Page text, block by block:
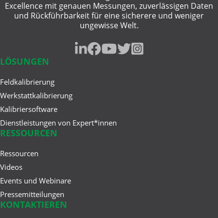
Apr 28, 2025
HART Kommunikator vs. HART
Kalibrator: Die wichtigsten ...
Kalibrierlösungen
Excellence mit genauen Messungen, zuverlässigen Daten
und Rückführbarkeit für eine sicherere und weniger
ungewisse Welt.
LÖSUNGEN
Feldkalibrierung
Werkstattkalibrierung
Kalibriersoftware
Dienstleistungen von Expert*innen
RESSOURCEN
Ressourcen
Videos
Events und Webinare
Pressemitteilungen
KONTAKTIEREN